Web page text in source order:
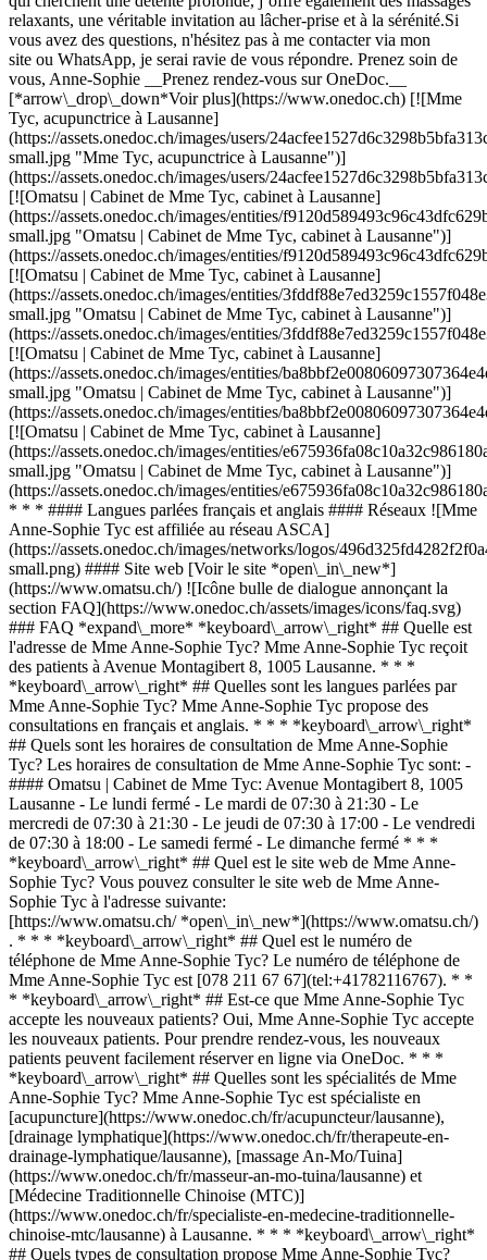
relaxants, une véritable invitation au lâcher-prise et à la sérénité. ​ Si
vous avez des questions, n'hésitez pas à me contacter via mon
site ou WhatsApp, je serai ravie de vous répondre. Prenez soin de
vous, Anne-Sophie __Prenez rendez-vous sur OneDoc.__
[*arrow\_drop\_down*Voir plus](https://www.onedoc.ch) [![Mme
Tyc, acupunctrice à Lausanne]
(https://assets.onedoc.ch/images/users/
small.jpg "Mme Tyc, acupunctrice à Lausanne")]
(https://assets.onedoc.ch/images/users/
[![Omatsu | Cabinet de Mme Tyc, cabinet à Lausanne]
(https://assets.onedoc.ch/images/entities/
small.jpg "Omatsu | Cabinet de Mme Tyc, cabinet à Lausanne")]
(https://assets.onedoc.ch/images/entities/
[![Omatsu | Cabinet de Mme Tyc, cabinet à Lausanne]
(https://assets.onedoc.ch/images/entities/
small.jpg "Omatsu | Cabinet de Mme Tyc, cabinet à Lausanne")]
(https://assets.onedoc.ch/images/entities/
[![Omatsu | Cabinet de Mme Tyc, cabinet à Lausanne]
(https://assets.onedoc.ch/images/entities/
small.jpg "Omatsu | Cabinet de Mme Tyc, cabinet à Lausanne")]
(https://assets.onedoc.ch/images/entities/
[![Omatsu | Cabinet de Mme Tyc, cabinet à Lausanne]
(https://assets.onedoc.ch/images/entities/
small.jpg "Omatsu | Cabinet de Mme Tyc, cabinet à Lausanne")]
(https://assets.onedoc.ch/images/entities/
* * * #### Langues parlées français et anglais #### Réseaux ![Mme
Anne-Sophie Tyc est affiliée au réseau ASCA]
(https://assets.onedoc.ch/images/networks/logos/
small.png) #### Site web [Voir le site *open\_in\_new*]
(https://www.omatsu.ch/) ![Icône bulle de dialogue annonçant la
section FAQ](https://www.onedoc.ch/assets/images/icons/faq.svg)
### FAQ *expand\_more* *keyboard\_arrow\_right* ## Quelle est
l'adresse de Mme Anne-Sophie Tyc? Mme Anne-Sophie Tyc reçoit
des patients à Avenue Montagibert 8, 1005 Lausanne. * * *
*keyboard\_arrow\_right* ## Quelles sont les langues parlées par
Mme Anne-Sophie Tyc? Mme Anne-Sophie Tyc propose des
consultations en français et anglais. * * * *keyboard\_arrow\_right*
## Quels sont les horaires de consultation de Mme Anne-Sophie
Tyc? Les horaires de consultation de Mme Anne-Sophie Tyc sont: -
#### Omatsu | Cabinet de Mme Tyc: Avenue Montagibert 8, 1005
Lausanne - Le lundi fermé - Le mardi de 07:30 à 21:30 - Le
mercredi de 07:30 à 21:30 - Le jeudi de 07:30 à 17:00 - Le vendredi
de 07:30 à 18:00 - Le samedi fermé - Le dimanche fermé * * *
*keyboard\_arrow\_right* ## Quel est le site web de Mme Anne-
Sophie Tyc? Vous pouvez consulter le site web de Mme Anne-
Sophie Tyc à l'adresse suivante:
[https://www.omatsu.ch/ *open\_in\_new*](https://www.omatsu.ch/)
. * * * *keyboard\_arrow\_right* ## Quel est le numéro de
téléphone de Mme Anne-Sophie Tyc? Le numéro de téléphone de
Mme Anne-Sophie Tyc est [078 211 67 67](tel:+41782116767). * *
* *keyboard\_arrow\_right* ## Est-ce que Mme Anne-Sophie Tyc
accepte les nouveaux patients? Oui, Mme Anne-Sophie Tyc accepte
les nouveaux patients. Pour prendre rendez-vous, les nouveaux
patients peuvent facilement réserver en ligne via OneDoc. * * *
*keyboard\_arrow\_right* ## Quelles sont les spécialités de Mme
Anne-Sophie Tyc? Mme Anne-Sophie Tyc est spécialiste en
[acupuncture](https://www.onedoc.ch/fr/acupuncteur/lausanne),
[drainage lymphatique](https://www.onedoc.ch/fr/therapeute-en-
drainage-lymphatique/lausanne), [massage An-Mo/Tuina]
(https://www.onedoc.ch/fr/masseur-an-mo-tuina/lausanne) et
[Médecine Traditionnelle Chinoise (MTC)]
(https://www.onedoc.ch/fr/specialiste-en-medecine-traditionnelle-
chinoise-mtc/lausanne) à Lausanne. * * * *keyboard\_arrow\_right*
## Quels types de consultation propose Mme Anne-Sophie Tyc?